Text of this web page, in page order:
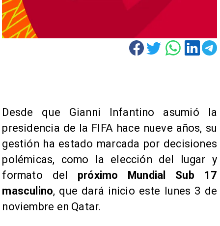
Desde que Gianni Infantino asumió la
presidencia de la FIFA hace nueve años, su
gestión ha estado marcada por decisiones
polémicas, como la elección del lugar y
formato del próximo Mundial Sub 17
masculino, que dará inicio este lunes 3 de
noviembre en Qatar.